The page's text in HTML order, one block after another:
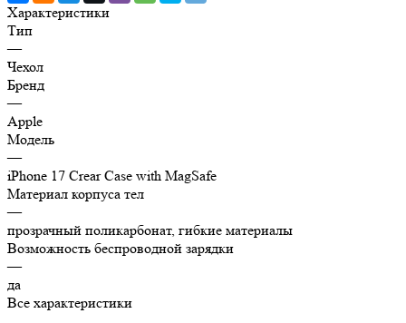
Характеристики
Тип
—
Чехол
Бренд
—
Apple
Модель
—
iPhone 17 Crear Case with MagSafe
Материал корпуса тел
—
прозрачный поликарбонат, гибкие материалы
Возможность беспроводной зарядки
—
да
Все характеристики